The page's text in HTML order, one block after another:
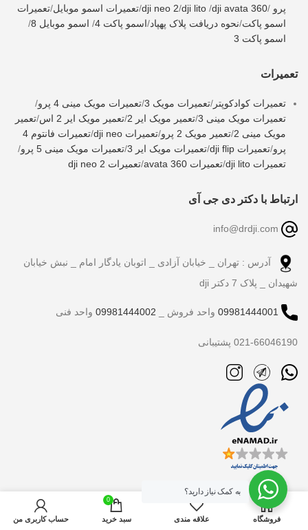
پرو /
dji neo 2/dji lito /dji avata 360
/تعمیرات اسمو موبایل/تعمیرات
اسمو پاکت/نحوه دریافت پلاک پهپاد/اسمو پاکت 4 / اسمو موبایل 8
/
اسمو پاکت 3
تعمیرات
تعمیرات کوادکوپتر /تعمیرات مویک 3 /تعمیرات مویک مینی 4 پرو
/
تعمیرات مویک مینی 3
/تعمیر مویک ایر 2 /تعمیر مویک ایر 2 اس /تعمیر
مویک مینی 2
/تعمیر مویک 2 پرو /تعمیرات dji neo /
تعمیرات فانتوم 4
پرو/تعمیرات dji flip /تعمیرات مویک ایر 3 /تعمیرات مویک مینی 5 پرو
/
تعمیرات dji lito
/تعمیرات avata 360 /تعمیرات dji neo 2
ارتباط با دکتر دی جی آی
آدرس : تهران _ خیابان آزادی _ اتوبان یادگار امام _ نبش خیابان
شهیدان _ پلاک 7 دکتر dji
09981444001 واحد فروش _ 09981444002 واحد فنی
021-66046190 پشتیبانی
فروشگاه علاقه مندی
0
سبد خرید حساب کاربری من
به کمک نیاز دارید؟